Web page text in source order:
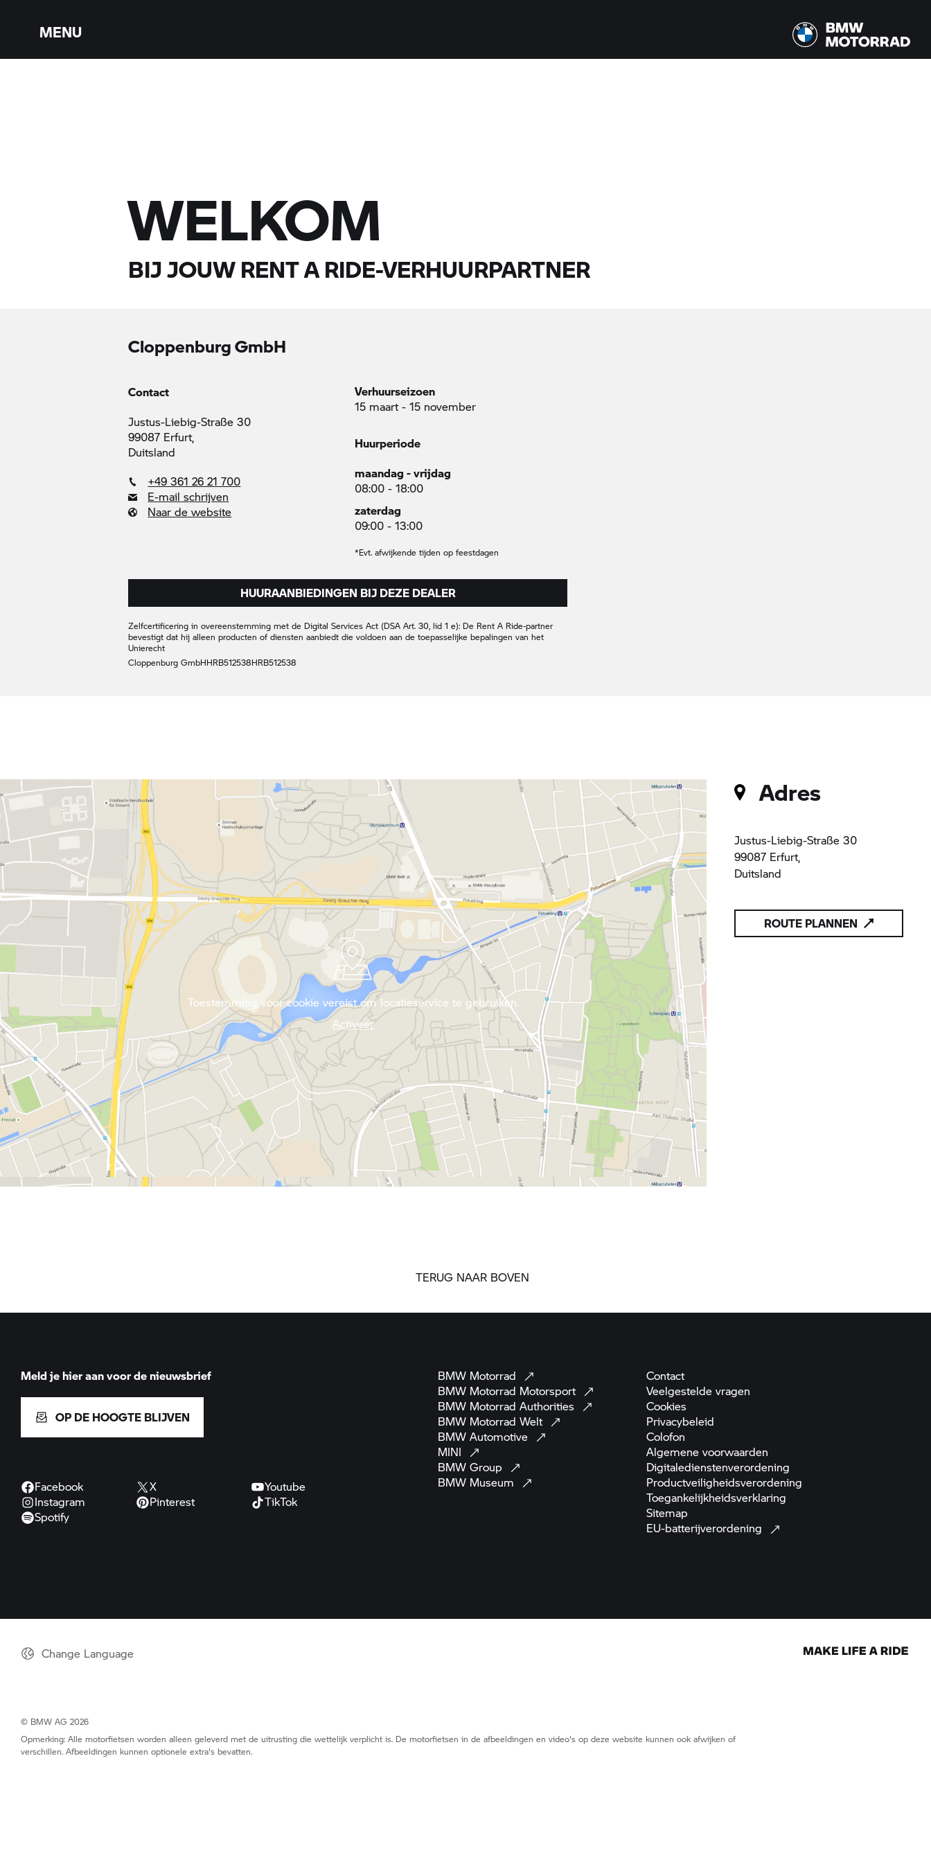
MENU
WELKOM
BIJ JOUWRENT A RIDE-VERHUURPARTNER
Cloppenburg GmbH
Contact
Justus-Liebig-Straße 30
99087 Erfurt,
Duitsland
+49 361 26 21 700
E-mail schrijven
Naar de website
Verhuurseizoen
15 maart - 15 november
Huurperiode
maandag - vrijdag
08:00 - 18:00
zaterdag
09:00 - 13:00
*Evt. afwijkende tijden op feestdagen
HUURAANBIEDINGEN BIJ DEZE DEALER
Zelfcertificering in overeenstemming met de Digital Services Act (DSA Art. 30, lid 1 e): De Rent A Ride-partner
bevestigt dat hij alleen producten of diensten aanbiedt die voldoen aan de toepasselijke bepalingen van het
Unierecht
Cloppenburg GmbHHRB512538HRB512538
Adres
Justus-Liebig-Straße 30
99087 Erfurt,
Duitsland
ROUTE PLANNEN
Toestemming voor cookie vereist om locatieservice te gebruiken.
Activeer
TERUG NAAR BOVEN
Meld je hier aan voor de nieuwsbrief
OP DE HOOGTE BLIJVEN
Facebook X
Youtube
Instagram
Pinterest
TikTok
Spotify
BMW Motorrad
BMW Motorrad Motorsport
BMW Motorrad Authorities
BMW Motorrad Welt
BMW Automotive
MINI
BMW Group
BMW Museum
Contact
Veelgestelde vragen
Cookies
Privacybeleid
Colofon
Algemene voorwaarden
Digitaledienstenverordening
Productveiligheidsverordening
Toegankelijkheidsverklaring
Sitemap
EU-batterijverordening
Change Language
© BMW AG 2026
Opmerking: Alle motorfietsen worden alleen geleverd met de uitrusting die wettelijk verplicht is. De motorfietsen in de afbeeldingen en video's op deze website kunnen ook afwijken of
verschillen. Afbeeldingen kunnen optionele extra's bevatten.